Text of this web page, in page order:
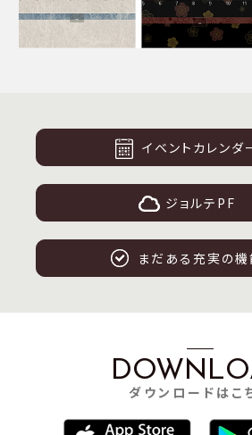
イベントカレンダ
ジョルテPF
まだある充実の機
ダウンロードはこ